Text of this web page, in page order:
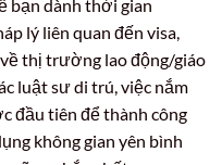
bạn dành thời gian
lý liên quan đến visa,
về thị trường lao động/giáo
luật sư di trú, việc nắm
đầu tiên để thành công
không gian yên bình